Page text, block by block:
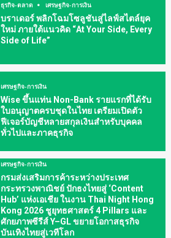
ธุรกิจ-ตลาด เศรษฐกิจ-การเงิน
บราเดอร์ พลิกโฉมโซลูชันสู่ไลฟ์สไตล์ยุค
ใหม่ ภายใต้แนวคิด “At Your Side, Every
Side of Life”
เศรษฐกิจ-การเงิน
Wise ขึ้นแท่น Non-Bank รายแรกที่ได้รับ
ใบอนุญาตครบชุดในไทย เตรียมเปิดตัว
ฟีเจอร์บัญชีหลายสกุลเงินสำหรับบุคคล
ทั่วไปและภาคธุรกิจ
เศรษฐกิจ-การเงิน
กรมส่งเสริมการค้าระหว่างประเทศ
กระทรวงพาณิชย์ ปักธงไทยสู่ ‘Content
Hub’ แห่งเอเชีย ในงาน Thai Night Hong
Kong 2026 ชูยุทธศาสตร์ 4 Pillars และ
ศักยภาพซีรีส์ Y–GL ขยายโอกาสธุรกิจ
บันเทิงไทยสู่เวทีโลก